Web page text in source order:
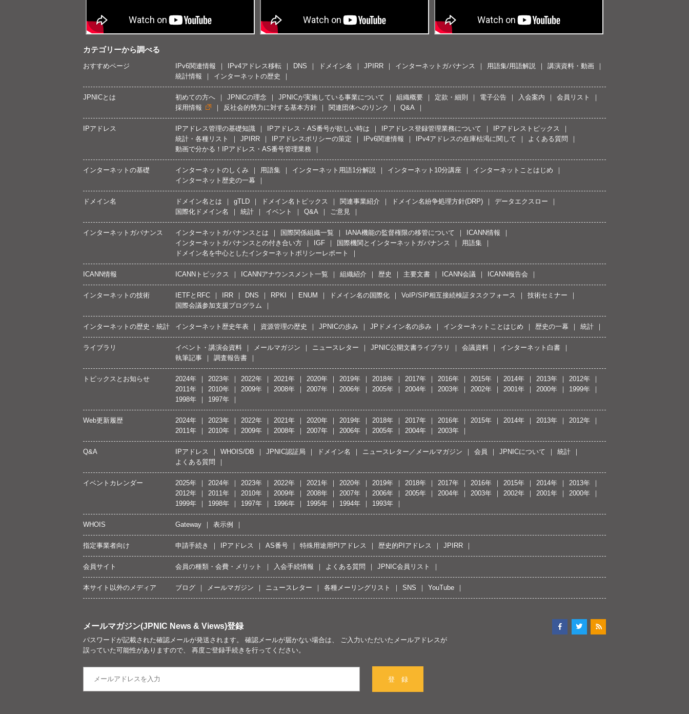
カテゴリーから調べる
おすすめページ IPv6関連情報 IPv4アドレス移転 DNS ドメイン名 JPIRR インターネットガバナンス 用語集/用語解説
講演資料・動画
統計情報
インターネットの歴史
JPNICとは 初めての方へ JPNICの理念 JPNICが実施している事業について 組織概要 定款・細則 電子公告 入会案内
会員リスト
採用情報
反社会的勢力に対する基本方針 関連団体へのリンク Q&A
IPアドレス IPアドレス管理の基礎知識 IPアドレス・AS番号が欲しい時は IPアドレス登録管理業務について
IPアドレストピックス
統計・各種リスト
JPIRR IPアドレスポリシーの策定 IPv6関連情報 IPv4アドレスの在庫枯渇に関して
よくある質問
動画で分かる！IPアドレス・AS番号管理業務
インターネットの基礎 インターネットのしくみ 用語集 インターネット用語1分解説 インターネット10分講座
インターネットことはじめ
インターネット歴史の一幕
ドメイン名 ドメイン名とは gTLD ドメイン名トピックス 関連事業紹介 ドメイン名紛争処理方針(DRP)
データエクスロー
国際化ドメイン名
統計 イベント Q&A ご意見
インターネットガバナンス インターネットガバナンスとは 国際関係組織一覧 IANA機能の監督権限の移管について
ICANN情報
インターネットガバナンスとの付き合い方
IGF 国際機関とインターネットガバナンス
用語集
ドメイン名を中心としたインターネットポリシーレポート
ICANN情報 ICANNトピックス ICANNアナウンスメント一覧 組織紹介 歴史 主要文書 ICANN会議 ICANN報告会
インターネットの技術 IETFとRFC IRR DNS RPKI ENUM ドメイン名の国際化 VoIP/SIP相互接続検証タスクフォース
技術セミナー
国際会議参加支援プログラム
インターネットの歴史・統計 インターネット歴史年表 資源管理の歴史 JPNICの歩み JPドメイン名の歩み インターネットことはじめ 歴史の一幕 統計
ライブラリ イベント・講演会資料 メールマガジン ニュースレター JPNIC公開文書ライブラリ 会議資料
インターネット白書
執筆記事
調査報告書
トピックスとお知らせ 2024年 2023年 2022年 2021年 2020年 2019年 2018年 2017年 2016年 2015年 2014年 2013年
2012年
2011年
2010年 2009年 2008年 2007年 2006年 2005年 2004年 2003年 2002年 2001年 2000年
1999年
1998年
1997年
Web更新履歴 2024年 2023年 2022年 2021年 2020年 2019年 2018年 2017年 2016年 2015年 2014年 2013年
2012年
2011年
2010年 2009年 2008年 2007年 2006年 2005年 2004年 2003年
Q&A IPアドレス WHOIS/DB JPNIC認証局 ドメイン名 ニュースレター／メールマガジン 会員 JPNICについて
統計
よくある質問
イベントカレンダー 2025年 2024年 2023年 2022年 2021年 2020年 2019年 2018年 2017年 2016年 2015年 2014年
2013年
2012年
2011年 2010年 2009年 2008年 2007年 2006年 2005年 2004年 2003年 2002年 2001年
2000年
1999年
1998年 1997年 1996年 1995年 1994年 1993年
WHOIS Gateway 表示例
指定事業者向け 申請手続き IPアドレス AS番号 特殊用途用PIアドレス 歴史的PIアドレス JPIRR
会員サイト 会員の種類・会費・メリット 入会手続情報 よくある質問 JPNIC会員リスト
本サイト以外のメディア ブログ メールマガジン ニュースレター 各種メーリングリスト SNS YouTube
メールマガジン(JPNIC News & Views)登録
パスワードが記載された確認メールが発送されます。 確認メールが届かない場合は、 ご入力いただいたメールアドレスが
誤っていた可能性がありますので、 再度ご登録手続きを行ってください。
登 録